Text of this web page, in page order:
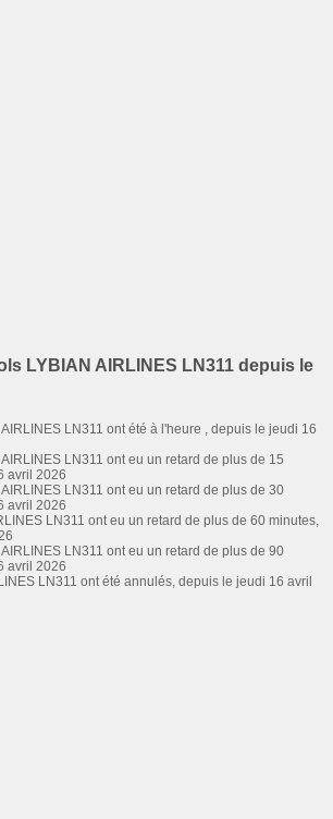
LYBIAN AIRLINES LN311 depuis le
LN311 ont été à l'heure , depuis le jeudi 16
LN311 ont eu un retard de plus de 15
avril 2026
LN311 ont eu un retard de plus de 30
avril 2026
LN311 ont eu un retard de plus de 60 minutes,
LN311 ont eu un retard de plus de 90
avril 2026
LN311 ont été annulés, depuis le jeudi 16 avril